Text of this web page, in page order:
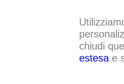
chiudi
estesa e